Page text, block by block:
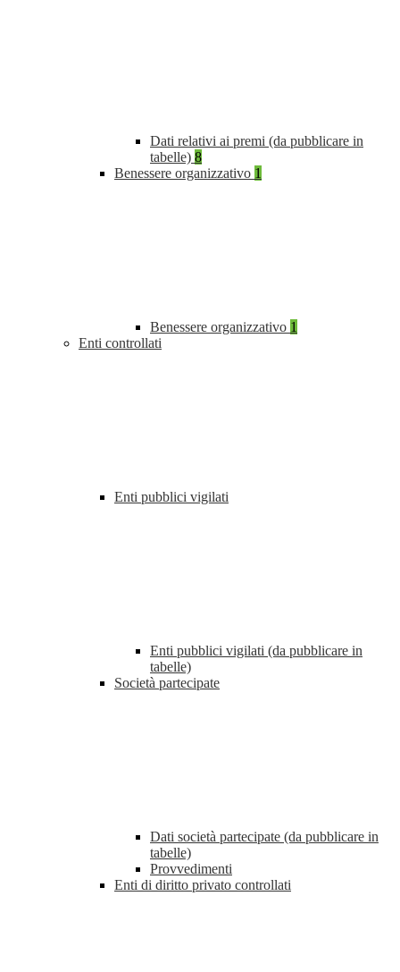
Dati relativi ai premi (da pubblicare in
tabelle) 8
Benessere organizzativo 1
Benessere organizzativo 1
Enti controllati
Enti pubblici vigilati
Enti pubblici vigilati (da pubblicare in
tabelle)
Società partecipate
Dati società partecipate (da pubblicare in
tabelle)
Provvedimenti
Enti di diritto privato controllati